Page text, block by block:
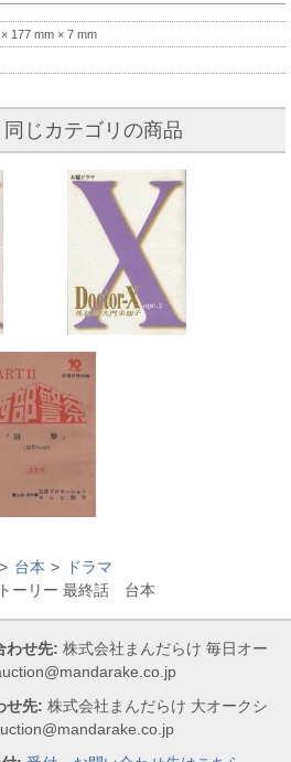
177 mm × 7 mm
じカテゴリの商品
台本
ドラマ
ーリー 最終話 台本
わせ先: 株式会社まんだらけ 毎日オー
せ先: 株式会社まんだらけ 大オークシ